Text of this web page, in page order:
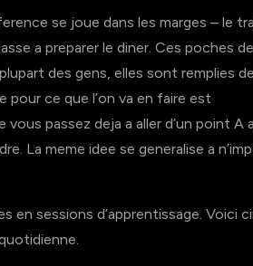
se joue dans les marges – le
a preparer le diner. Ces poches
des gens, elles sont remplies de
pour ce que l’on va en faire est
passez deja a aller d’un point A
La meme idee se generalise a
en sessions d’apprentissage. Voici